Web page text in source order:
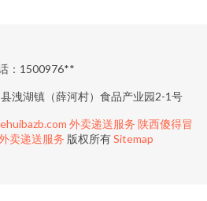
：1500976**
洩湖镇（薛河村）食品产业园2-1号
外卖递送服务 陕西傻得冒
卖递送服务 版权所有Sitemap